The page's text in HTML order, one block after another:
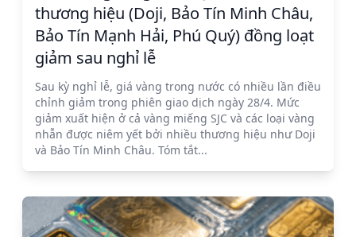
thương hiệu (Doji, Bảo Tín Minh Châu,
Bảo Tín Mạnh Hải, Phú Quý) đồng loạt
giảm sau nghỉ lễ
Sau kỳ nghỉ lễ, giá vàng trong nước có nhiều lần điều
chỉnh giảm trong phiên giao dịch ngày 28/4. Mức
giảm xuất hiện ở cả vàng miếng SJC và các loại vàng
nhẫn được niêm yết bởi nhiều thương hiệu như Doji
và Bảo Tín Minh Châu. Tóm tắt...